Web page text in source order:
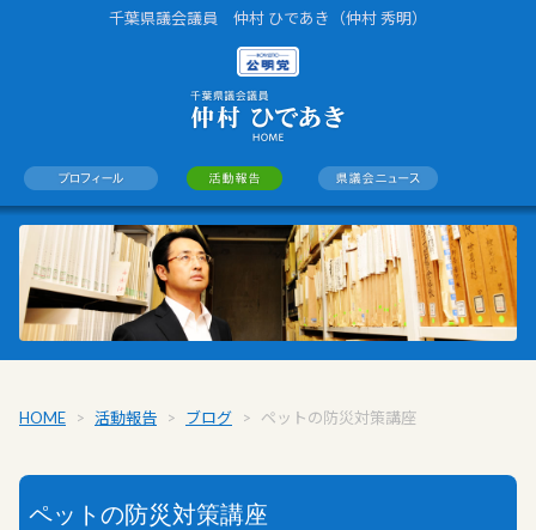
千葉県議会議員 仲村 ひであき（仲村 秀明）
HOME > 活動報告 > ブログ > ペットの防災対策講座
ペットの防災対策講座